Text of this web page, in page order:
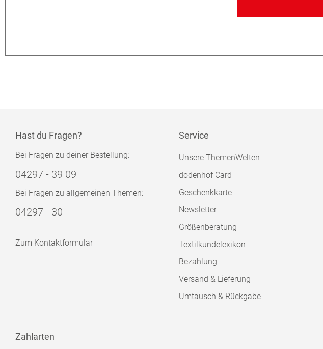
Hast du Fragen?
Bei Fragen zu deiner Bestellung:
04297 - 39 09
Bei Fragen zu allgemeinen Themen:
04297 - 30
Zum Kontaktformular
Service
Unsere ThemenWelten
dodenhof Card
Geschenkkarte
Newsletter
Größenberatung
Textilkundelexikon
Bezahlung
Versand & Lieferung
Umtausch & Rückgabe
Zahlarten